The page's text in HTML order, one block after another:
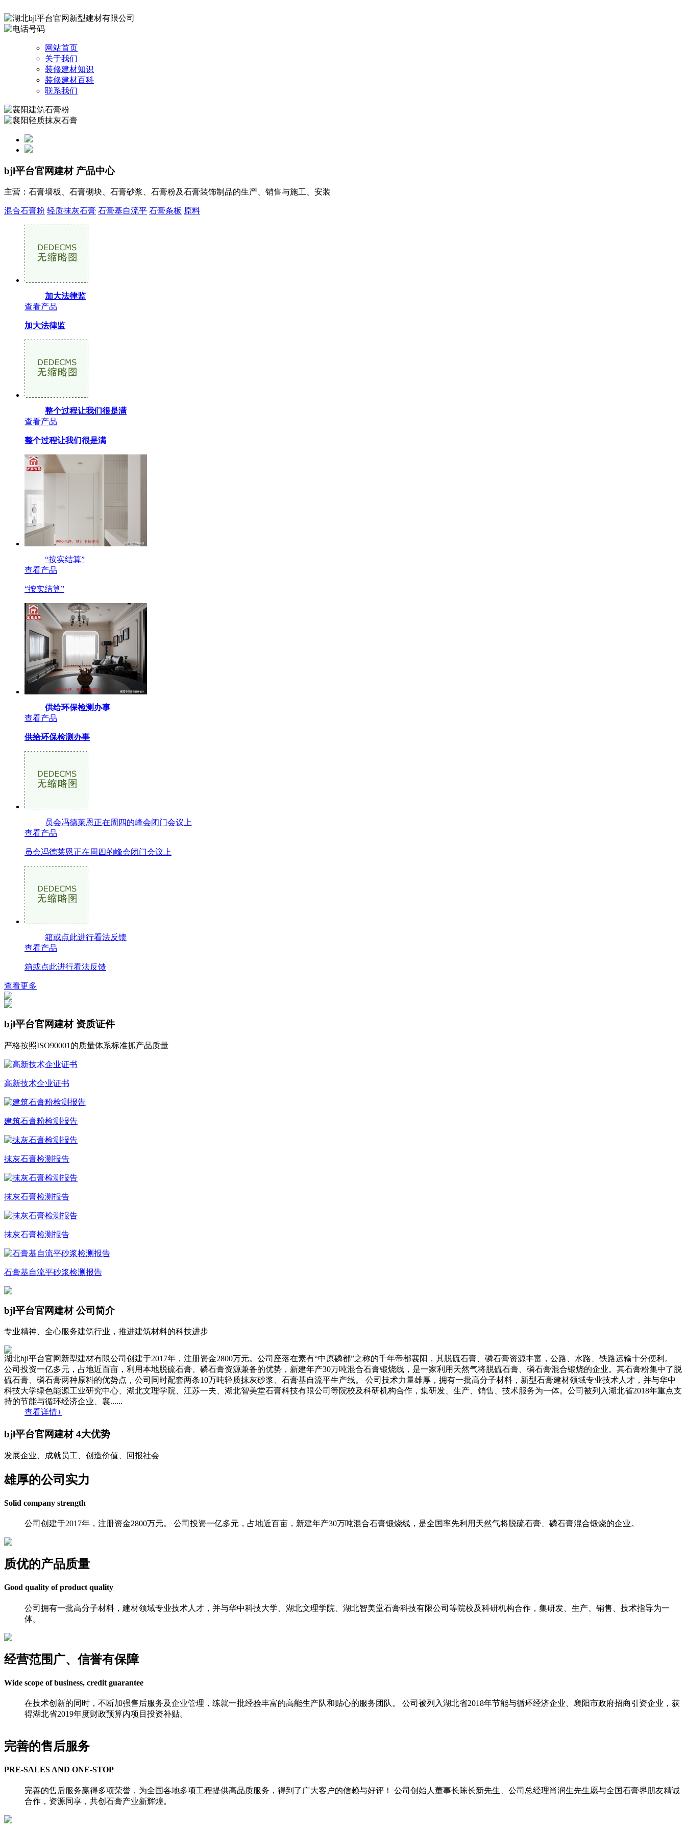
网站首页
关于我们
装修建材知识
装修建材百科
联系我们
bjl平台官网建材 产品中心
主营：石膏墙板、石膏砌块、石膏砂浆、石膏粉及石膏装饰制品的生产、销售与施工、安装
混合石膏粉 轻质抹灰石膏 石膏基自流平 石膏条板 原料
加大法律监
查看产品
加大法律监
整个过程让我们很是满
查看产品
整个过程让我们很是满
“按实结算”
查看产品
“按实结算”
供给环保检测办事
查看产品
供给环保检测办事
员会冯德莱恩正在周四的峰会闭门会议上
查看产品
员会冯德莱恩正在周四的峰会闭门会议上
箱或点此进行看法反馈
查看产品
箱或点此进行看法反馈
查看更多
bjl平台官网建材 资质证件
严格按照ISO90001的质量体系标准抓产品质量
高新技术企业证书
建筑石膏粉检测报告
抹灰石膏检测报告
抹灰石膏检测报告
抹灰石膏检测报告
石膏基自流平砂浆检测报告
bjl平台官网建材公司简介
专业精神、全心服务建筑行业，推进建筑材料的科技进步
湖北bjl平台官网新型建材有限公司创建于2017年，注册资金2800万元。公司座落在素有“中原磷都”之称的千年帝都襄阳，其脱硫石膏、磷石膏资源丰富，公路、水路、铁路运输十分便利。
公司投资一亿多元，占地近百亩，利用本地脱硫石膏、磷石膏资源兼备的优势，新建年产30万吨混合石膏锻烧线，是一家利用天然气将脱硫石膏、磷石膏混合锻烧的企业。其石膏粉集中了脱
硫石膏、磷石膏两种原料的优势点，公司同时配套两条10万吨轻质抹灰砂浆、石膏基自流平生产线。 公司技术力量雄厚，拥有一批高分子材料，新型石膏建材领域专业技术人才，并与华中
科技大学绿色能源工业研究中心、湖北文理学院、江苏一夫、湖北智美堂石膏科技有限公司等院校及科研机构合作，集研发、生产、销售、技术服务为一体。公司被列入湖北省2018年重点支
持的节能与循环经济企业、襄......
查看详情+
bjl平台官网建材4大优势
发展企业、成就员工、创造价值、回报社会
雄厚的公司实力
Solid company strength
公司创建于2017年，注册资金2800万元。 公司投资一亿多元，占地近百亩，新建年产30万吨混合石膏锻烧线，是全国率先利用天然气将脱硫石膏、磷石膏混合锻烧的企业。
质优的产品质量
Good quality of product quality
公司拥有一批高分子材料，建材领域专业技术人才，并与华中科技大学、湖北文理学院、湖北智美堂石膏科技有限公司等院校及科研机构合作，集研发、生产、销售、技术指导为一
体。
经营范围广、信誉有保障
Wide scope of business, credit guarantee
在技术创新的同时，不断加强售后服务及企业管理，练就一批经验丰富的高能生产队和贴心的服务团队。 公司被列入湖北省2018年节能与循环经济企业、襄阳市政府招商引资企业，获
得湖北省2019年度财政预算内项目投资补贴。
完善的售后服务
PRE-SALES AND ONE-STOP
完善的售后服务赢得多项荣誉，为全国各地多项工程提供高品质服务，得到了广大客户的信赖与好评！ 公司创始人董事长陈长新先生、公司总经理肖润生先生愿与全国石膏界朋友精诚
合作，资源同享，共创石膏产业新辉煌。